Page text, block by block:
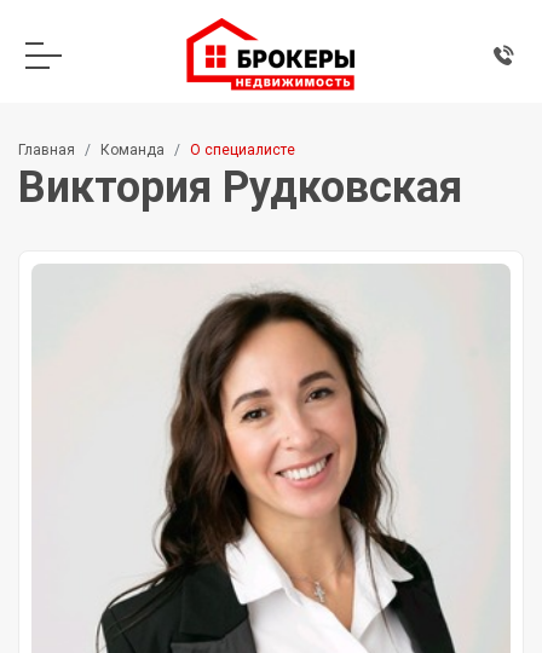
Главная Команда О специалисте
Виктория Рудковская